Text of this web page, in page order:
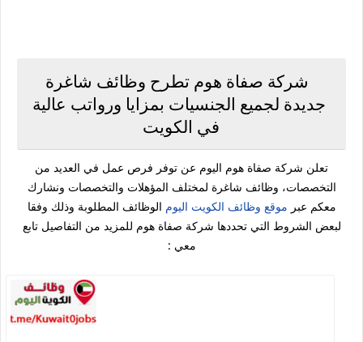
شركة صفاة هوم تطرح وظائف شاغرة
جديدة لجميع الجنسيات بمزايا ورواتب عالية
في الكويت
تعلن شركة صفاة هوم اليوم عن توفر فرص عمل في العديد من
التخصصات، وظائف شاغرة لمختلف المؤهلات والتخصصات ونشارك
معكم عبر موقع وظائف الكويت اليوم الوظائف المطلوبة وذلك وفقا
لبعض الشروط التي تحددها شركة صفاة هوم للمزيد من التفاصيل تابع
معي :